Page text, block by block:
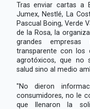
Tras enviar cartas a
Jumex, Nestlé, La
Pascual Boing, Verde
de la Rosa, la
grandes
transparente con los
agrotóxicos, que no
salud sino al medio
"No dieron
consumidores, no le
que llenaron la